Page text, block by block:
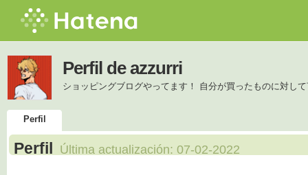
Perfil de azzurri
ショッピングブログやってます！ 自分が買ったものに対し
Perfil
Perfil Última actualización: 07-02-2022